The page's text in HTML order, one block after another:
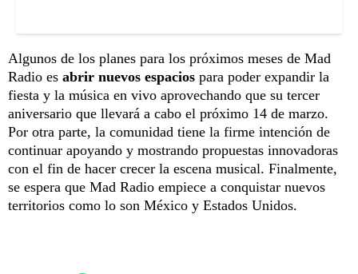
Algunos de los planes para los próximos meses de Mad
Radio es abrir nuevos espacios para poder expandir la
fiesta y la música en vivo aprovechando que su tercer
aniversario que llevará a cabo el próximo 14 de marzo.
Por otra parte, la comunidad tiene la firme intención de
continuar apoyando y mostrando propuestas innovadoras
con el fin de hacer crecer la escena musical. Finalmente,
se espera que Mad Radio empiece a conquistar nuevos
territorios como lo son México y Estados Unidos.